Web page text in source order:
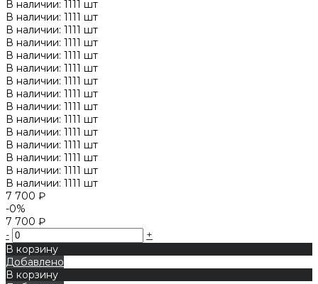
В наличии: 1111 шт
В наличии: 1111 шт
В наличии: 1111 шт
В наличии: 1111 шт
В наличии: 1111 шт
В наличии: 1111 шт
В наличии: 1111 шт
В наличии: 1111 шт
В наличии: 1111 шт
В наличии: 1111 шт
В наличии: 1111 шт
В наличии: 1111 шт
В наличии: 1111 шт
В наличии: 1111 шт
В наличии: 1111 шт
7 700 ₽
-0%
7 700 ₽
-
+
В корзину
Добавлено
В корзину